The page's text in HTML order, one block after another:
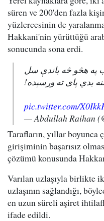
süren ve 200'den fazla
yüzlercesinin de
Hakkani'nin yürüttüğü
sonucunda sona erdi.
په هڅو څه باندې سل
بدي پای ته ورسېده!
pic.twitter.com/
— Abdullah Raihan
Tarafların, yıllar boyunca
girişiminin başarısız
çözümü konusunda
Varılan uzlaşıyla birlikte
uzlaşının sağlandığı,
en uzun süreli aşiret
ifade edildi.